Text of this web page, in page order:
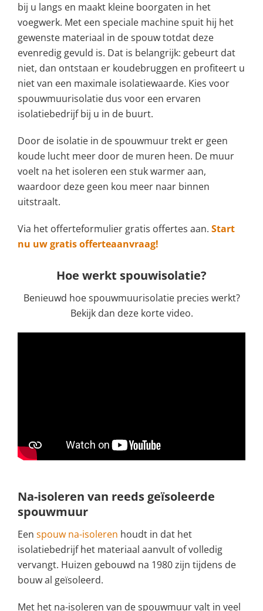
bij u langs en maakt kleine boorgaten in het
voegwerk. Met een speciale machine spuit hij het
gewenste materiaal in de spouw totdat deze
evenredig gevuld is. Dat is belangrijk: gebeurt dat
niet, dan ontstaan er koudebruggen en profiteert u
niet van een maximale isolatiewaarde. Kies voor
spouwmuurisolatie dus voor een ervaren
isolatiebedrijf bij u in de buurt.
Door de isolatie in de spouwmuur trekt er geen
koude lucht meer door de muren heen. De muur
voelt na het isoleren een stuk warmer aan,
waardoor deze geen kou meer naar binnen
uitstraalt.
Via het offerteformulier gratis offertes aan. Start
nu uw gratis offerteaanvraag!
Hoe werkt spouwisolatie?
Benieuwd hoe spouwmuurisolatie precies werkt?
Bekijk dan deze korte video.
Na-isoleren van reeds geïsoleerde
spouwmuur
Een spouw na-isoleren houdt in dat het
isolatiebedrijf het materiaal aanvult of volledig
vervangt. Huizen gebouwd na 1980 zijn tijdens de
bouw al geïsoleerd.
Met het na-isoleren van de spouwmuur valt in veel